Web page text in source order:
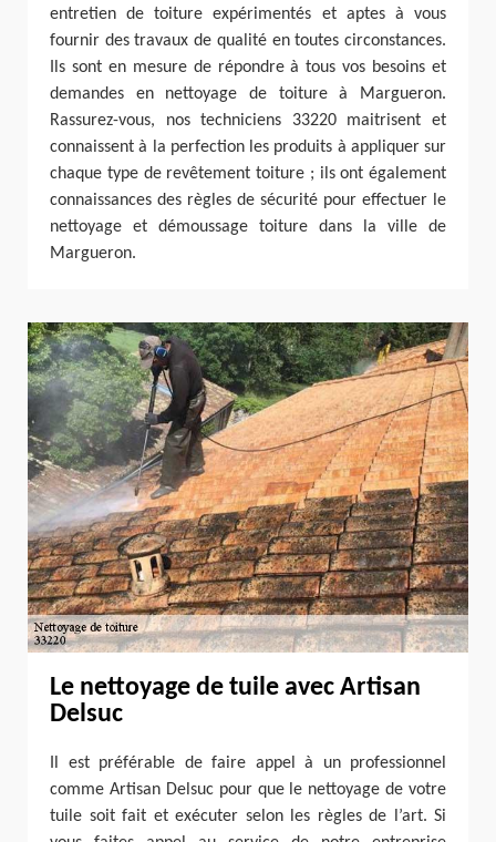
entretien de toiture expérimentés et aptes à vous
fournir des travaux de qualité en toutes circonstances.
Ils sont en mesure de répondre à tous vos besoins et
demandes en nettoyage de toiture à Margueron.
Rassurez-vous, nos techniciens 33220 maitrisent et
connaissent à la perfection les produits à appliquer sur
chaque type de revêtement toiture ; ils ont également
connaissances des règles de sécurité pour effectuer le
nettoyage et démoussage toiture dans la ville de
Margueron.
Le nettoyage de tuile avec Artisan
Delsuc
Il est préférable de faire appel à un professionnel
comme Artisan Delsuc pour que le nettoyage de votre
tuile soit fait et exécuter selon les règles de l’art. Si